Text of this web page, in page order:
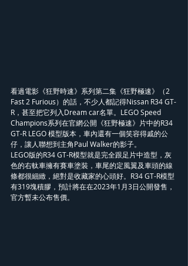
看過電影《狂野時速》系列第二集《狂野極速》（2
Fast 2 Furious）的話，不少人都記得Nissan R34 GT-
R，甚至把它列入Dream car名單。LEGO Speed
Champions系列在官網公開《狂野極速》片中的R34
GT-R LEGO 模型版本，車內還有一個笑容得戚的公
仔，讓人聯想到主角Paul Walker的影子。
LEGO版的R34 GT-R模型就是完全跟足片中造型，灰
色的右軚車擁有賽車塗裝，車尾的定風翼及車頭的線
條都很細緻，絕對是收藏家的心頭好。R34 GT-R模型
有319塊積膠，預計將在在2023年1月3日公開發售，
官方暫未公布售價。